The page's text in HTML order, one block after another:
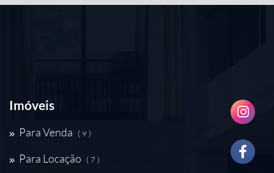
Imóveis
Para Venda ( 9 )
Para Locação ( 7 )